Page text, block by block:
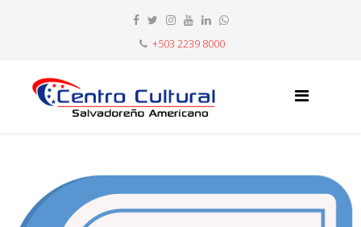
+503 2239 8000